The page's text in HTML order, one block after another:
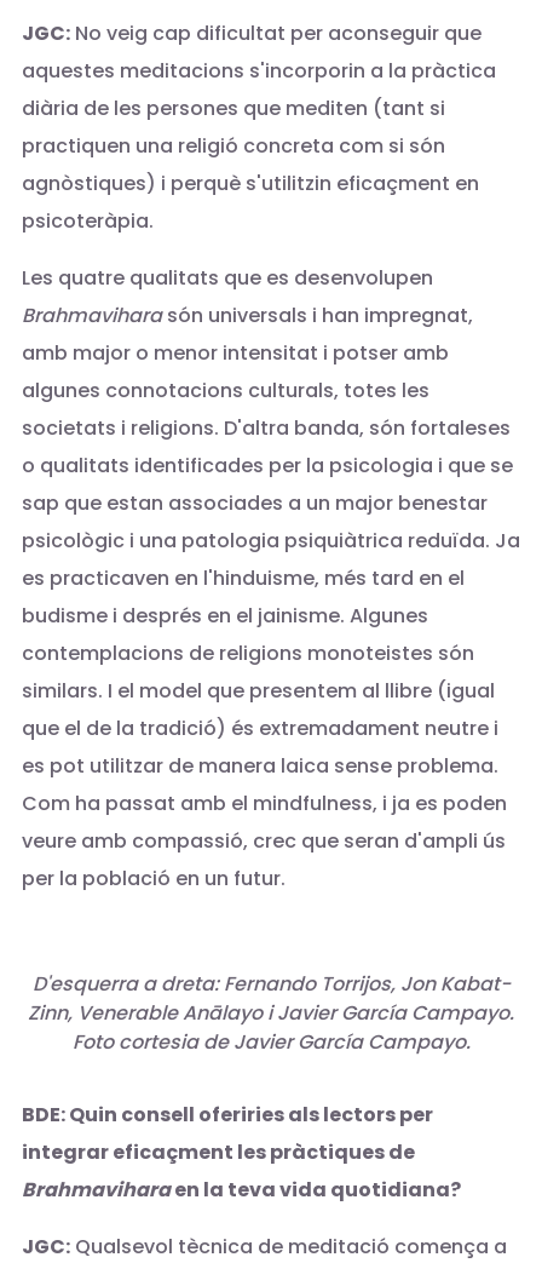
JGC:No veig cap dificultat per aconseguir que
aquestes meditacions s'incorporin a la pràctica
diària de les persones que mediten (tant si
practiquen una religió concreta com si són
agnòstiques) i perquè s'utilitzin eficaçment en
psicoteràpia.
Les quatre qualitats que es desenvolupen
Brahmaviharasón universals i han impregnat,
amb major o menor intensitat i potser amb
algunes connotacions culturals, totes les
societats i religions. D'altra banda, són fortaleses
o qualitats identificades per la psicologia i que se
sap que estan associades a un major benestar
psicològic i una patologia psiquiàtrica reduïda. Ja
es practicaven en l'hinduisme, més tard en el
budisme i després en el jainisme. Algunes
contemplacions de religions monoteistes són
similars. I el model que presentem al llibre (igual
que el de la tradició) és extremadament neutre i
es pot utilitzar de manera laica sense problema.
Com ha passat amb el mindfulness, i ja es poden
veure amb compassió, crec que seran d'ampli ús
per la població en un futur.
D'esquerra a dreta: Fernando Torrijos, Jon Kabat-
Zinn, Venerable Anālayo i Javier García Campayo.
Foto cortesia de Javier García Campayo.
BDE: Quin consell oferiries als lectors per
integrar eficaçment les pràctiques de
Brahmaviharaen la teva vida quotidiana?
JGC:Qualsevol tècnica de meditació comença a